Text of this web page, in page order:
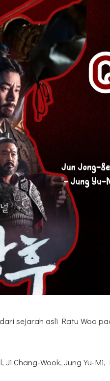
sejarah asli Ratu Woo
Chang-Wook, Jung Yu-